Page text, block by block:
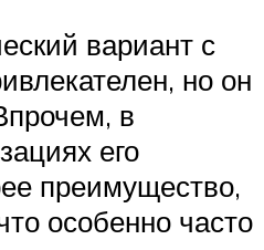
вариант с
но он
в
его
преимущество,
особенно часто